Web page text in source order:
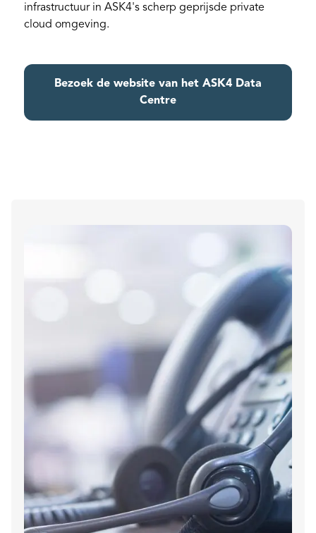
infrastructuur in ASK4's scherp geprijsde private
cloud omgeving.
Bezoek de website van het ASK4 Data
Centre